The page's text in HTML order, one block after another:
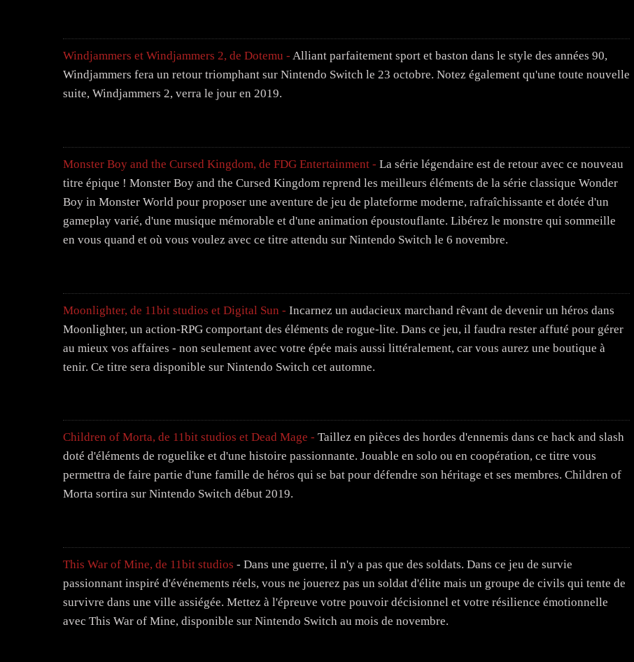
Windjammers et Windjammers 2, de Dotemu - Alliant parfaitement sport et baston dans le style des années 90,
Windjammers fera un retour triomphant sur Nintendo Switch le 23 octobre. Notez également qu'une toute nouvelle
suite, Windjammers 2, verra le jour en 2019.
Monster Boy and the Cursed Kingdom, de FDG Entertainment - La série légendaire est de retour avec ce nouveau
titre épique ! Monster Boy and the Cursed Kingdom reprend les meilleurs éléments de la série classique Wonder
Boy in Monster World pour proposer une aventure de jeu de plateforme moderne, rafraîchissante et dotée d'un
gameplay varié, d'une musique mémorable et d'une animation époustouflante. Libérez le monstre qui sommeille
en vous quand et où vous voulez avec ce titre attendu sur Nintendo Switch le 6 novembre.
Moonlighter, de 11bit studios et Digital Sun - Incarnez un audacieux marchand rêvant de devenir un héros dans
Moonlighter, un action-RPG comportant des éléments de rogue-lite. Dans ce jeu, il faudra rester affuté pour gérer
au mieux vos affaires - non seulement avec votre épée mais aussi littéralement, car vous aurez une boutique à
tenir. Ce titre sera disponible sur Nintendo Switch cet automne.
Children of Morta, de 11bit studios et Dead Mage - Taillez en pièces des hordes d'ennemis dans ce hack and slash
doté d'éléments de roguelike et d'une histoire passionnante. Jouable en solo ou en coopération, ce titre vous
permettra de faire partie d'une famille de héros qui se bat pour défendre son héritage et ses membres. Children of
Morta sortira sur Nintendo Switch début 2019.
This War of Mine, de 11bit studios - Dans une guerre, il n'y a pas que des soldats. Dans ce jeu de survie
passionnant inspiré d'événements réels, vous ne jouerez pas un soldat d'élite mais un groupe de civils qui tente de
survivre dans une ville assiégée. Mettez à l'épreuve votre pouvoir décisionnel et votre résilience émotionnelle
avec This War of Mine, disponible sur Nintendo Switch au mois de novembre.